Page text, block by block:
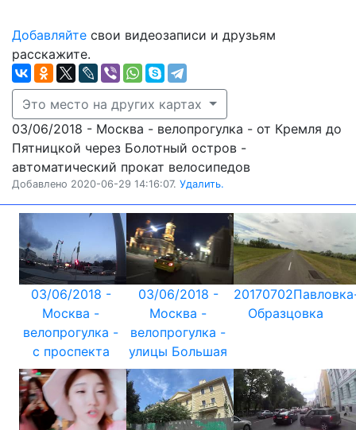
Добавляйте свои видеозаписи и друзьям
расскажите.
Это место на других картах
03/06/2018 - Москва - велопрогулка - от Кремля до
Пятницкой через Болотный остров -
автоматический прокат велосипедов
Добавлено 2020-06-29 14:16:07. Удалить.
03/06/2018 -
Москва -
велопрогулка -
с проспекта
03/06/2018 -
Москва -
велопрогулка -
улицы Большая
Образцовка